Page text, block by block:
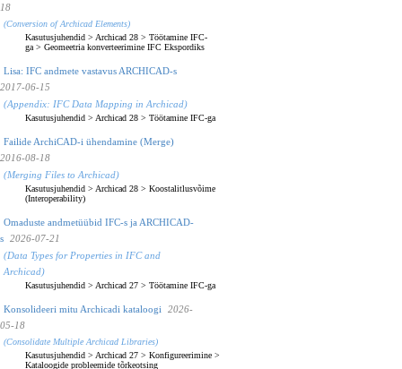
18
(Conversion of Archicad Elements)
Kasutusjuhendid > Archicad 28 > Töötamine IFC-
ga > Geomeetria konverteerimine IFC Ekspordiks
Lisa: IFC andmete vastavus ARCHICAD-s
2017-06-15
(Appendix: IFC Data Mapping in Archicad)
Kasutusjuhendid > Archicad 28 > Töötamine IFC-ga
Failide ArchiCAD-i ühendamine (Merge)
2016-08-18
(Merging Files to Archicad)
Kasutusjuhendid > Archicad 28 > Koostalitlusvõime
(Interoperability)
Omaduste andmetüübid IFC-s ja ARCHICAD-
s
2026-07-21
(Data Types for Properties in IFC and
Archicad)
Kasutusjuhendid > Archicad 27 > Töötamine IFC-ga
Konsolideeri mitu Archicadi kataloogi
2026-
05-18
(Consolidate Multiple Archicad Libraries)
Kasutusjuhendid > Archicad 27 > Konfigureerimine >
Kataloogide probleemide tõrkeotsing